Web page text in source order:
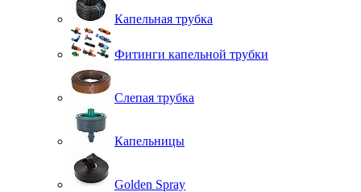
Капельная трубка
Фитинги капельной трубки
Слепая трубка
Капельницы
Golden Spray